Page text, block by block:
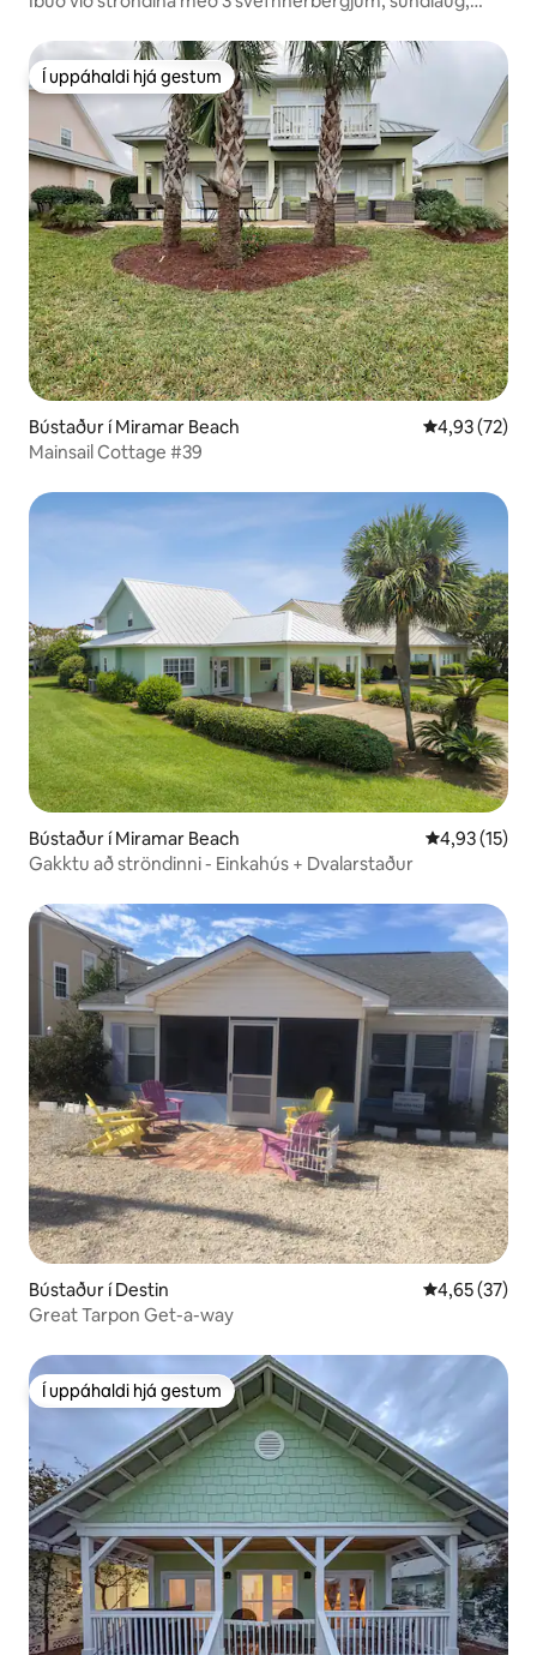
Í uppáhaldi hjá gestum
Í uppáhaldi hjá gestum
Bústaður í Miramar Beach 4,93 af 5 í
4,93 (72)
Mainsail Cottage #39
Bústaður í Miramar Beach 4,93 af 5 í
4,93 (15)
Gakktu að ströndinni - Einkahús + Dvalarstaður
Bústaður í Destin 4,65 af 5 í
4,65 (37)
Great Tarpon Get-a-way
Í uppáhaldi hjá gestum
Í uppáhaldi hjá gestum